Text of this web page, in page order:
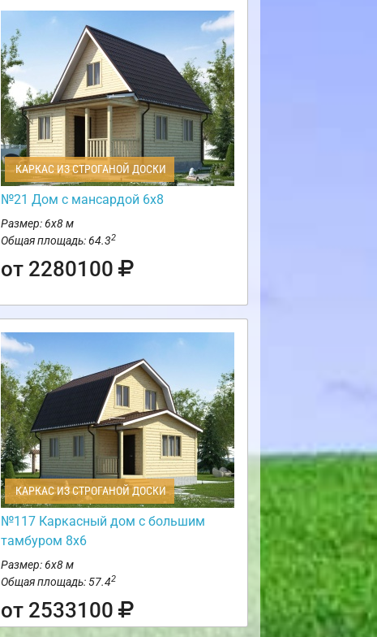
КАРКАС ИЗ СТРОГАНОЙ ДОСКИ
№21 Дом с мансардой 6х8
Размер: 6х8 м
Общая площадь: 64.32
от 2280100
КАРКАС ИЗ СТРОГАНОЙ ДОСКИ
№117 Каркасный дом с большим
тамбуром 8х6
Размер: 6х8 м
Общая площадь: 57.42
от 2533100